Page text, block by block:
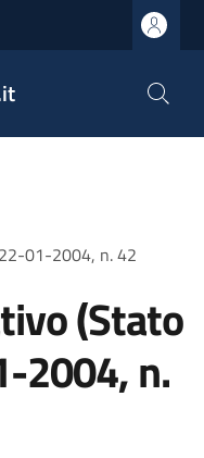
01-2004, n. 42
(Stato
2004, n.